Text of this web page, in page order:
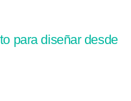
para diseñar desde